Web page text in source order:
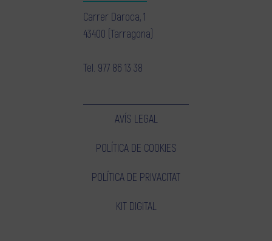
Carrer Daroca, 1
43400 (Tarragona)
Tel. 977 86 13 38
AVÍS LEGAL
POLÍTICA DE COOKIES
POLÍTICA DE PRIVACITAT
KIT DIGITAL